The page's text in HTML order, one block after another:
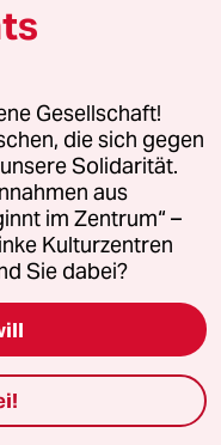
Gesellschaft!
die sich gegen
Solidarität.
aus
im Zentrum“ –
Kulturzentren
Sie dabei?